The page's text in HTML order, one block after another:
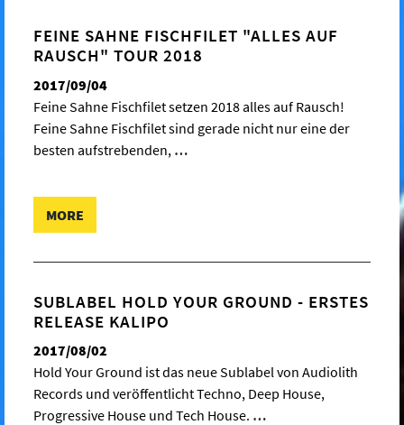
FEINE SAHNE FISCHFILET "ALLES AUF
RAUSCH" TOUR 2018
2017/09/04
Feine Sahne Fischfilet setzen 2018 alles auf Rausch!
Feine Sahne Fischfilet sind gerade nicht nur eine der
besten aufstrebenden, …
MORE
SUBLABEL HOLD YOUR GROUND - ERSTES
RELEASE KALIPO
2017/08/02
Hold Your Ground ist das neue Sublabel von Audiolith
Records und veröffentlicht Techno, Deep House,
Progressive House und Tech House. …